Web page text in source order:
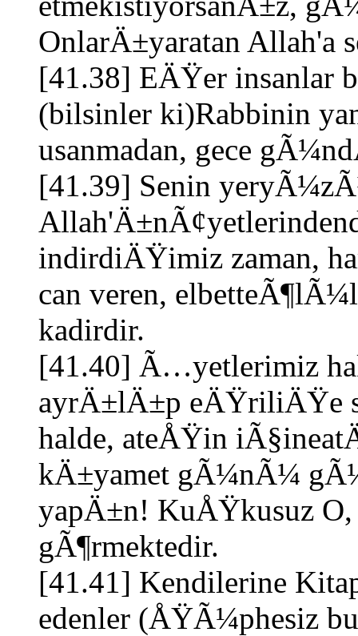
OnlarÄ±yaratan Allah'a
[41.38] EÄŸer
(bilsinler ki)Rabbinin
usanmadan, gece
[41.39] Senin
indirdiÄŸimiz zaman,
can veren,
kadirdir.
[41.40] Ã…yetlerimiz
ayrÄ±lÄ±p eÄŸriliÄŸe
halde, ateÅŸin
kÄ±yamet gÃ¼nÃ¼
yapÄ±n! KuÅŸkusuz
gÃ¶rmektedir.
[41.41] Kendilerine
edenler (ÅŸÃ¼phesiz